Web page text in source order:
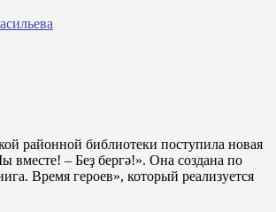
районной библиотеки поступила новая
вместе! – Беҙ бергә!». Она создана по
Время героев», который реализуется